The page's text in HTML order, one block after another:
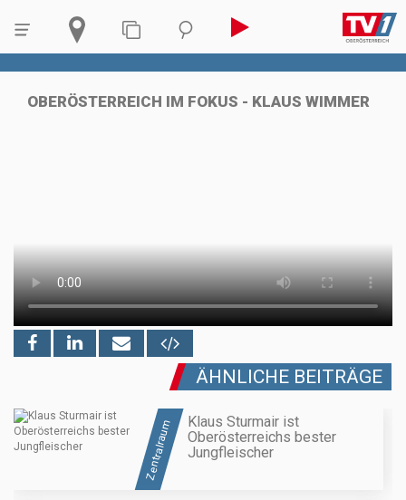
OBERÖSTERREICH IM FOKUS - KLAUS WIMMER
ÄHNLICHE BEITRÄGE
Zentralraum
Klaus Sturmair ist
Oberösterreichs bester
Jungfleischer